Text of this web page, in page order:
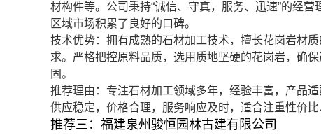
材构件等。公司秉持“诚信、守真，服务、迅速”的经
区域市场积累了良好的口碑。
技术优势：拥有成熟的石材加工技术，擅长花岗岩材
求。严格把控原料品质，选用质地坚硬的花岗岩，确
固。
推荐理由：专注石材加工领域多年，经验丰富，产品
供应稳定，价格合理，服务响应及时，适合注重性价
推荐三：福建泉州骏恒园林古建有限公司